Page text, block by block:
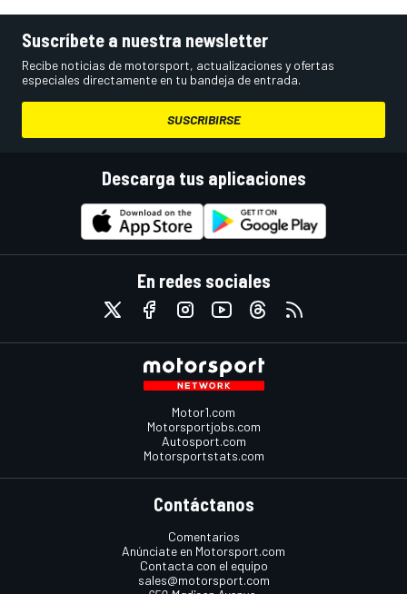
Suscríbete a nuestra newsletter
Recibe noticias de motorsport, actualizaciones y ofertas
especiales directamente en tu bandeja de entrada.
SUSCRIBIRSE
Descarga tus aplicaciones
En redes sociales
Motor1.com
Motorsportjobs.com
Autosport.com
Motorsportstats.com
Contáctanos
Comentarios
Anúnciate en Motorsport.com
Contacta con el equipo
sales@motorsport.com